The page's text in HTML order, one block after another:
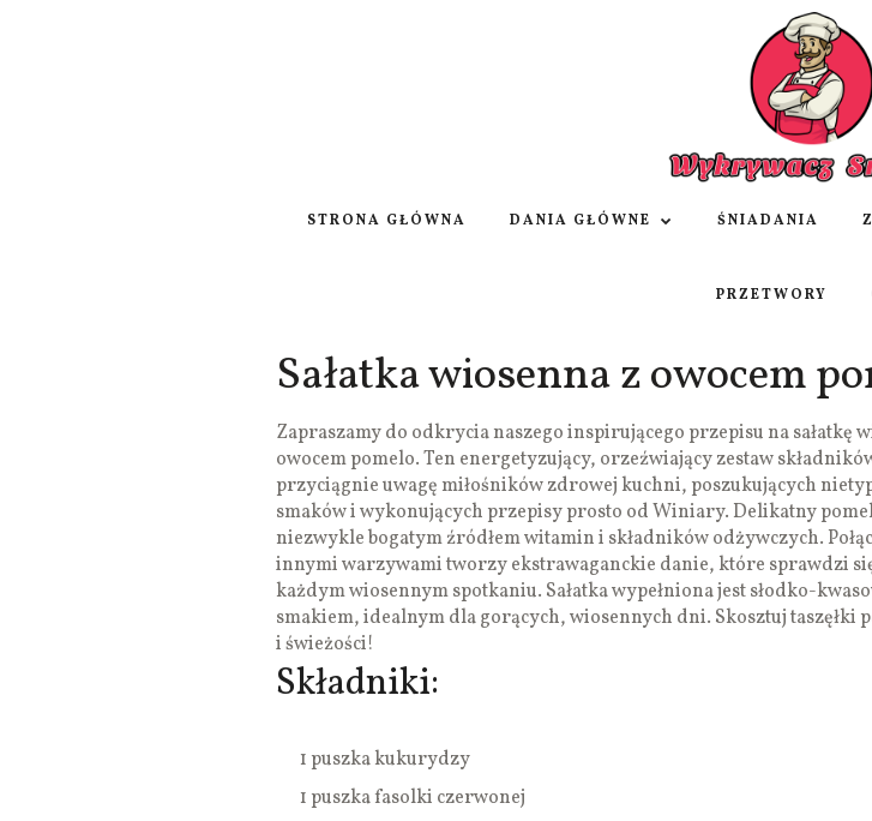
STRONA GŁÓWNA DANIA GŁÓWNE ŚNIADANIA
PRZETWORY
Sałatka wiosenna z owocem
Zapraszamy do odkrycia naszego inspirującego przepisu na sałatkę
owocem pomelo. Ten energetyzujący, orzeźwiający zestaw
przyciągnie uwagę miłośników zdrowej kuchni, poszukujących
smaków i wykonujących przepisy prosto od Winiary. Delikatny
niezwykle bogatym źródłem witamin i składników odżywczych.
innymi warzywami tworzy ekstrawaganckie danie, które sprawdzi
każdym wiosennym spotkaniu. Sałatka wypełniona jest słodko-
smakiem, idealnym dla gorących, wiosennych dni. Skosztuj taszęłki
i świeżości!
Składniki:
1 puszka kukurydzy
1 puszka fasolki czerwonej